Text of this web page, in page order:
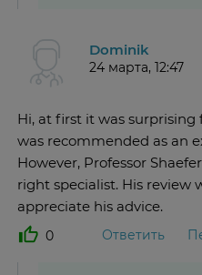
Dominik
24 марта, 12:47
Hi, at first it was
was recommended as an
However, Professor
right specialist. His review
appreciate his advice.
0 Ответить